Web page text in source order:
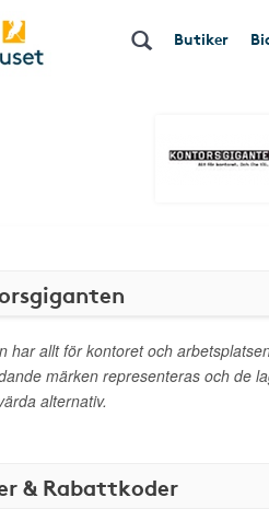
Butiker
har allt för kontoret och
märken representeras och de
alternativ.
& Rabattkoder